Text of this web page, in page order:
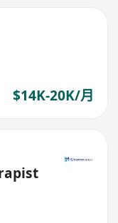
$14K-20K/月